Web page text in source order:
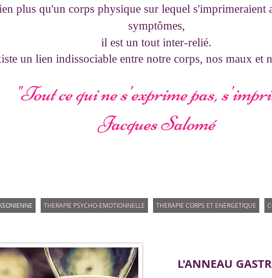
plus qu'un corps physique sur lequel s'imprimeraient
symptômes,
il est un tout inter-relié.
un lien indissociable entre notre corps, nos maux et
"Tout ce qui ne s'exprime pas,
Jacques Salomé
THERAPIE PSYCHO-EMOTIONNELLE THERAPIE CORPS ET ENERGETIQUE
L'ANNEAU